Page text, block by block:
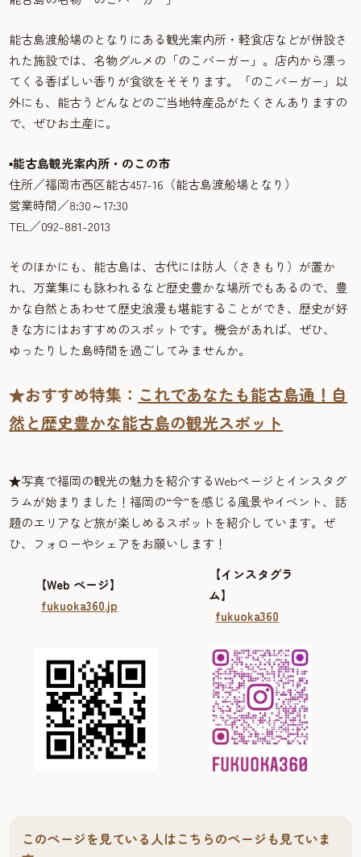
能古島渡船場のとなりにある観光案内所・軽食店などが併設さ
れた施設では、名物グルメの「のこバーガー」。店内から漂っ
てくる香ばしい香りが食欲をそそります。「のこバーガー」以
外にも、能古うどんなどのご当地特産品がたくさんありますの
で、ぜひお土産に。
▪能古島観光案内所・のこの市
住所／福岡市西区能古457-16（能古島渡船場となり）
営業時間／8:30～17:30
TEL／092-881-2013
そのほかにも、能古島は、古代には防人（さきもり）が置か
れ、万葉集にも詠われるなど歴史豊かな場所でもあるので、豊
かな自然とあわせて歴史浪漫も堪能することができ、歴史が好
きな方にはおすすめのスポットです。機会があれば、ぜひ、
ゆったりした島時間を過ごしてみませんか。
★おすすめ特集： これであなたも能古島通！自
然と歴史豊かな能古島の観光スポット
★写真で福岡の観光の魅力を紹介するWebページとインスタグ
ラムが始まりました！福岡の“今”を感じる風景やイベント、話
題のエリアなど旅が楽しめるスポットを紹介しています。ぜ
ひ、フォローやシェアをお願いします！
【Web ページ】
fukuoka360.jp
【インスタグラ
ム】
fukuoka360
このページを見ている人はこちらのページも見ていま